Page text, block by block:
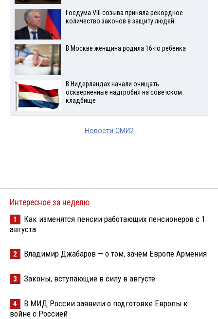
Госдума VIII созыва приняла рекордное
количество законов в защиту людей
В Москве женщина родила 16-го ребенка
В Нидерландах начали очищать
оскверненные надгробия на советском
кладбище
Новости СМИ2
Интересное за неделю
1
Как изменятся пенсии работающих пенсионеров с 1
августа
2 Владимир Джабаров — о том, зачем Европе Армения
3 Законы, вступающие в силу в августе
4
В МИД России заявили о подготовке Европы к
войне с Россией